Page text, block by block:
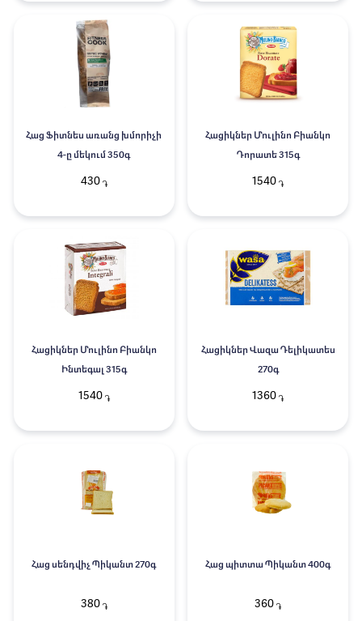
Հաց Ֆիտնես առանց խմորիչի
4-ը մեկում 350գ
430֏
Հացիկներ Մուլինո Բիանկո
Դորատե 315գ
1540 ֏
Հացիկներ Մուլինո Բիանկո
Ինտեգալ 315գ
1540֏
Հացիկներ Վազա Դելիկատես
270գ
1360 ֏
Հաց սենդվիչ Պիկանտ 270գ
380֏
Հաց պիտտա Պիկանտ 400գ
360 ֏